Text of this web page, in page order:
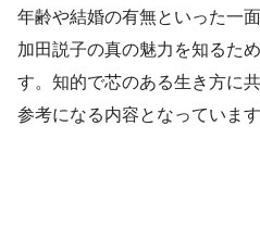
年齢や結婚の有無といった一
加田説子の真の魅力を知るた
す。知的で芯のある生き方に
参考になる内容となっています